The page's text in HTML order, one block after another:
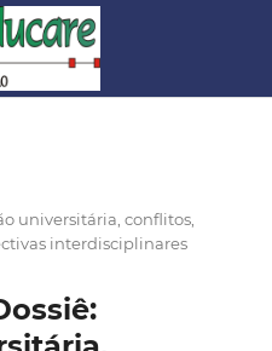
universitária, conflitos,
interdisciplinares